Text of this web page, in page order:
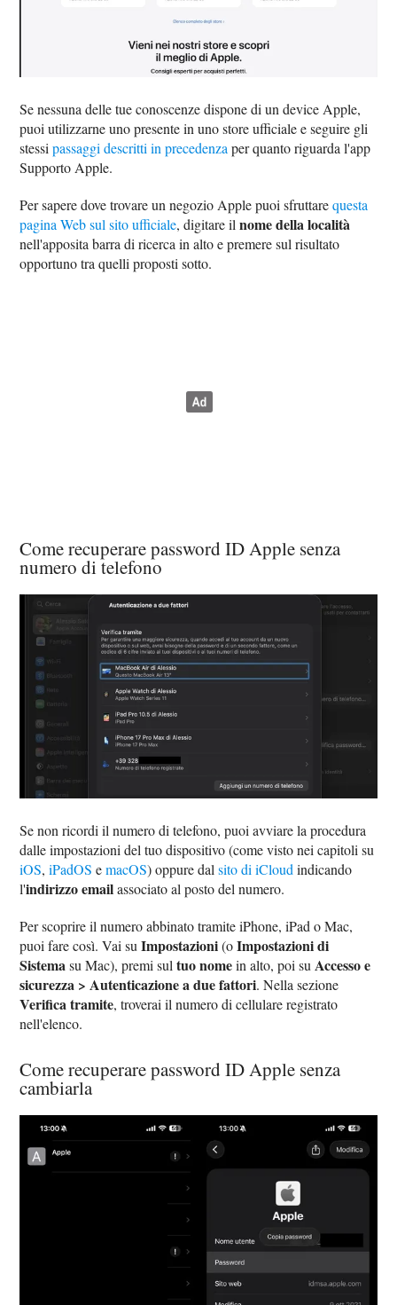
Se nessuna delle tue conoscenze dispone di un device Apple,
puoi utilizzarne uno presente in uno store ufficiale e seguire gli
stessipassaggi descritti in precedenzaper quanto riguarda l'app
Supporto Apple.
Per sapere dove trovare un negozio Apple puoi sfruttarequesta
pagina Web sul sito ufficiale, digitare ilnome della località
nell'apposita barra di ricerca in alto e premere sul risultato
opportuno tra quelli proposti sotto.
Come recuperare password ID Apple senza
numero di telefono
Se non ricordi il numero di telefono, puoi avviare la procedura
dalle impostazioni del tuo dispositivo (come visto nei capitoli su
iOS,iPadOS emacOS) oppure dalsito di iCloudindicando
l'indirizzo emailassociato al posto del numero.
Per scoprire il numero abbinato tramite iPhone, iPad o Mac,
puoi fare così. Vai suImpostazioni(oImpostazioni di
Sistemasu Mac), premi sultuo nomein alto, poi suAccesso e
sicurezza > Autenticazione a due fattori. Nella sezione
Verifica tramite, troverai il numero di cellulare registrato
nell'elenco.
Come recuperare password ID Apple senza
cambiarla